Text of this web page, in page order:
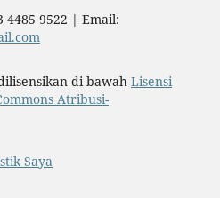
4485 9522 | Email:
di bawah Lisensi
Atribusi-
Saya